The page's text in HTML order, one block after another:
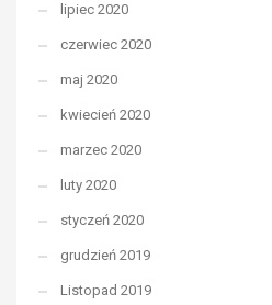
lipiec 2020
czerwiec 2020
maj 2020
kwiecień 2020
marzec 2020
luty 2020
styczeń 2020
grudzień 2019
Listopad 2019